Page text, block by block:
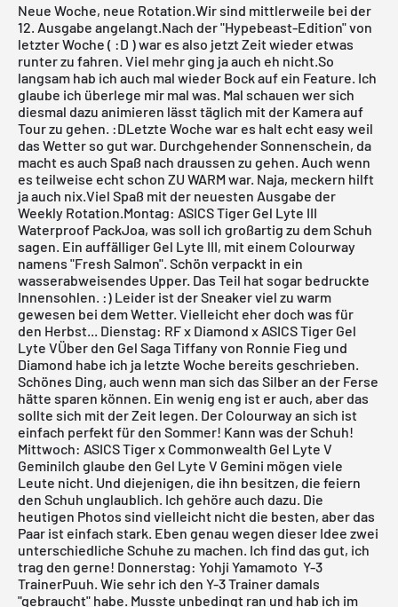
Neue Woche, neue Rotation.Wir sind mittlerweile bei der
12. Ausgabe angelangt.Nach der"Hypebeast-Edition"von
letzter Woche ( :D ) war es also jetzt Zeit wieder etwas
runter zu fahren. Viel mehr ging ja auch eh nicht.So
langsam hab ich auch mal wieder Bock auf ein Feature. Ich
glaube ich überlege mir mal was. Mal schauen wer sich
diesmal dazu animieren lässt täglich mit der Kamera auf
Tour zu gehen. :DLetzte Woche war es halt echt easy weil
das Wetter so gut war. Durchgehender Sonnenschein, da
macht es auch Spaß nach draussen zu gehen. Auch wenn
es teilweise echt schon ZU WARM war. Naja, meckern hilft
ja auch nix.Viel Spaß mit der neuesten Ausgabe der
Weekly Rotation.Montag: ASICS Tiger Gel Lyte III
Waterproof PackJoa, was soll ich großartig zu dem Schuh
sagen. Ein auffälliger Gel Lyte III, mit einem Colourway
namens "Fresh Salmon". Schön verpackt in ein
wasserabweisendes Upper. Das Teil hat sogar bedruckte
Innensohlen. :) Leider ist der Sneaker viel zu warm
gewesen bei dem Wetter. Vielleicht eher doch was für
den Herbst... Dienstag: RF x Diamond x ASICS Tiger Gel
Lyte VÜber den Gel Saga Tiffany von Ronnie Fieg und
Diamond habe ich ja letzte Woche bereits geschrieben.
Schönes Ding, auch wenn man sich das Silber an der Ferse
hätte sparen können. Ein wenig eng ist er auch, aber das
sollte sich mit der Zeit legen. Der Colourway an sich ist
einfach perfekt für den Sommer! Kann was der Schuh!
Mittwoch: ASICS Tiger x Commonwealth Gel Lyte V
GeminiIch glaube den Gel Lyte V Gemini mögen viele
Leute nicht. Und diejenigen, die ihn besitzen, die feiern
den Schuh unglaublich. Ich gehöre auch dazu. Die
heutigen Photos sind vielleicht nicht die besten, aber das
Paar ist einfach stark. Eben genau wegen dieser Idee zwei
unterschiedliche Schuhe zu machen. Ich find das gut, ich
trag den gerne! Donnerstag: Yohji Yamamoto Y-3
TrainerPuuh. Wie sehr ich den Y-3 Trainer damals
"gebraucht" habe. Musste unbedingt ran und hab ich im